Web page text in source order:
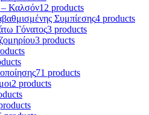
– Καλσόν12 products
Συμπίεσης4 products
Γόνατος3 products
3 products
71 products
2 products